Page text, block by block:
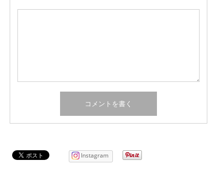
Instagram